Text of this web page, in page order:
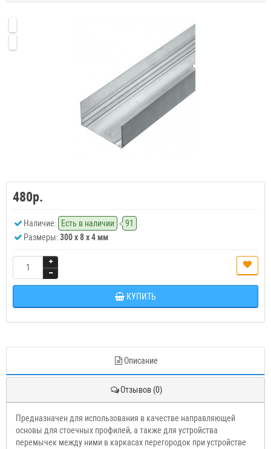
480р.
Наличие: Есть в наличии
91
Размеры:300 x 8 x 4 мм
КУПИТЬ
Описание
Отзывов (0)
Предназначен для использования в качестве направляющей
основы для стоечных профилей, а также для устройства
перемычек между ними в каркасах перегородок при устройстве